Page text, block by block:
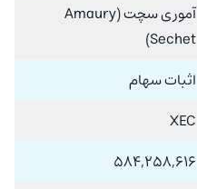
آموری سچت (Amaury
Sechet)
اثبات سهام
XEC
۵۸۴,۲۵۸,۶۱۶